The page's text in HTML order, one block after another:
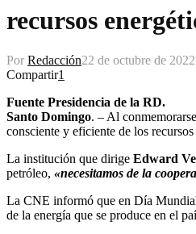
recursos
Por Redacción22 de octubre de 2022
Compartir1
Fuente Presidencia de la RD.
Santo Domingo. – Al
consciente y eficiente de los
La institución que dirige Edward
petróleo, «necesitamos de la
La CNE informó que en Día
de la energía que se produce en el